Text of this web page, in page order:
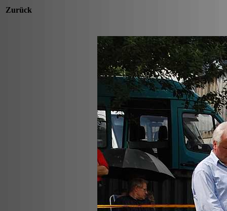
Zurück